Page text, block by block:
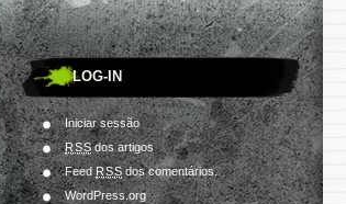
LOG-IN
Iniciar sessão
RSSdos artigos
FeedRSSdos comentários.
WordPress.org